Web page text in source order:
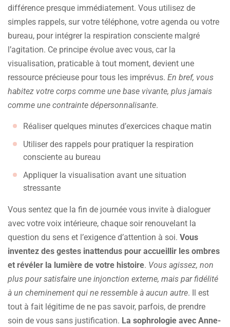
différence presque immédiatement. Vous utilisez de
simples rappels, sur votre téléphone, votre agenda ou votre
bureau, pour intégrer la respiration consciente malgré
l’agitation. Ce principe évolue avec vous, car la
visualisation, praticable à tout moment, devient une
ressource précieuse pour tous les imprévus. En bref, vous
habitez votre corps comme une base vivante, plus jamais
comme une contrainte dépersonnalisante.
Réaliser quelques minutes d’exercices chaque matin
Utiliser des rappels pour pratiquer la respiration
consciente au bureau
Appliquer la visualisation avant une situation
stressante
Vous sentez que la fin de journée vous invite à dialoguer
avec votre voix intérieure, chaque soir renouvelant la
question du sens et l’exigence d’attention à soi. Vous
inventez des gestes inattendus pour accueillir les ombres
et révéler la lumière de votre histoire. Vous agissez, non
plus pour satisfaire une injonction externe, mais par fidélité
à un cheminement qui ne ressemble à aucun autre. Il est
tout à fait légitime de ne pas savoir, parfois, de prendre
soin de vous sans justification. La sophrologie avec Anne-